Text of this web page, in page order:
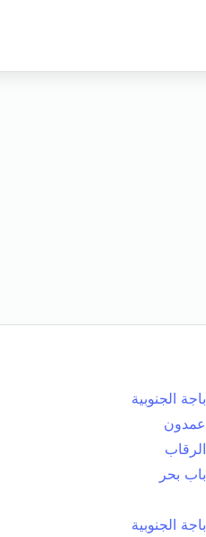
باجة الجنوبية
عمدون
الرقاب
باب بحر
باجة الجنوبية